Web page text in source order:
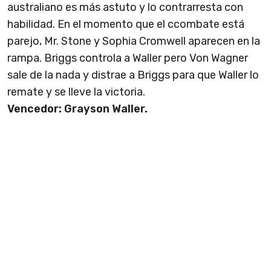
australiano es más astuto y lo contrarresta con
habilidad. En el momento que el ccombate está
parejo, Mr. Stone y Sophia Cromwell aparecen en la
rampa. Briggs controla a Waller pero Von Wagner
sale de la nada y distrae a Briggs para que Waller lo
remate y se lleve la victoria.
Vencedor: Grayson Waller.